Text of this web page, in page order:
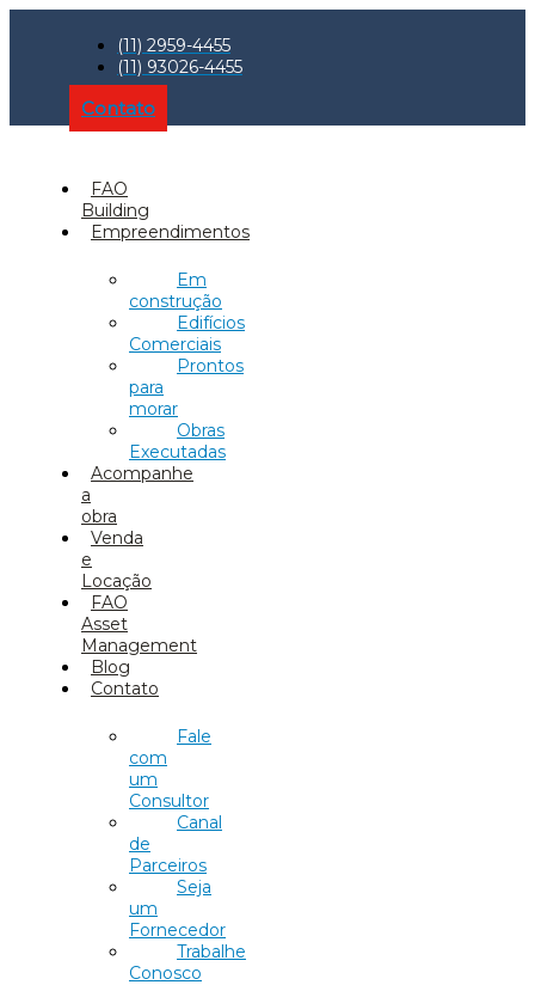
(11) 2959-4455
(11) 93026-4455
Contato
FAO
Building
Empreendimentos
Em
construção
Edifícios
Comerciais
Prontos
para
morar
Obras
Executadas
Acompanhe
a
obra
Venda
e
Locação
FAO
Asset
Management
Blog
Contato
Fale
com
um
Consultor
Canal
de
Parceiros
Seja
um
Fornecedor
Trabalhe
Conosco